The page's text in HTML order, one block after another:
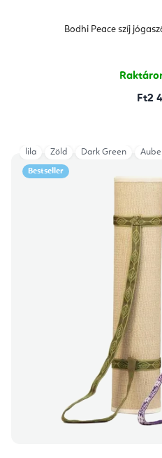
Bodhi Peace szíj
Ft2
Bestseller
lila Zöld Dark Green